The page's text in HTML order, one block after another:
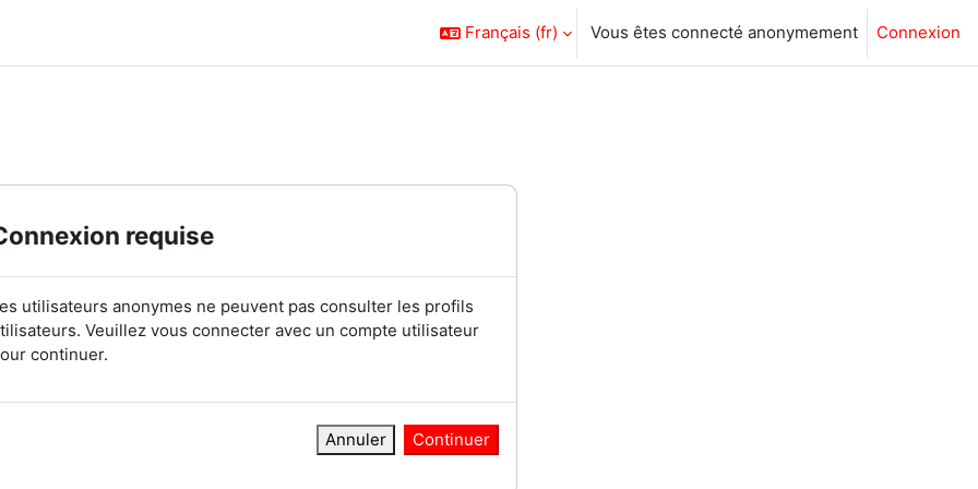
Français ‎(fr)‎ Vous êtes connecté anonymement Connexion
requise
utilisateurs anonymes ne peuvent pas consulter les profils
Veuillez vous connecter avec un compte utilisateur
continuer.
Annuler Continuer